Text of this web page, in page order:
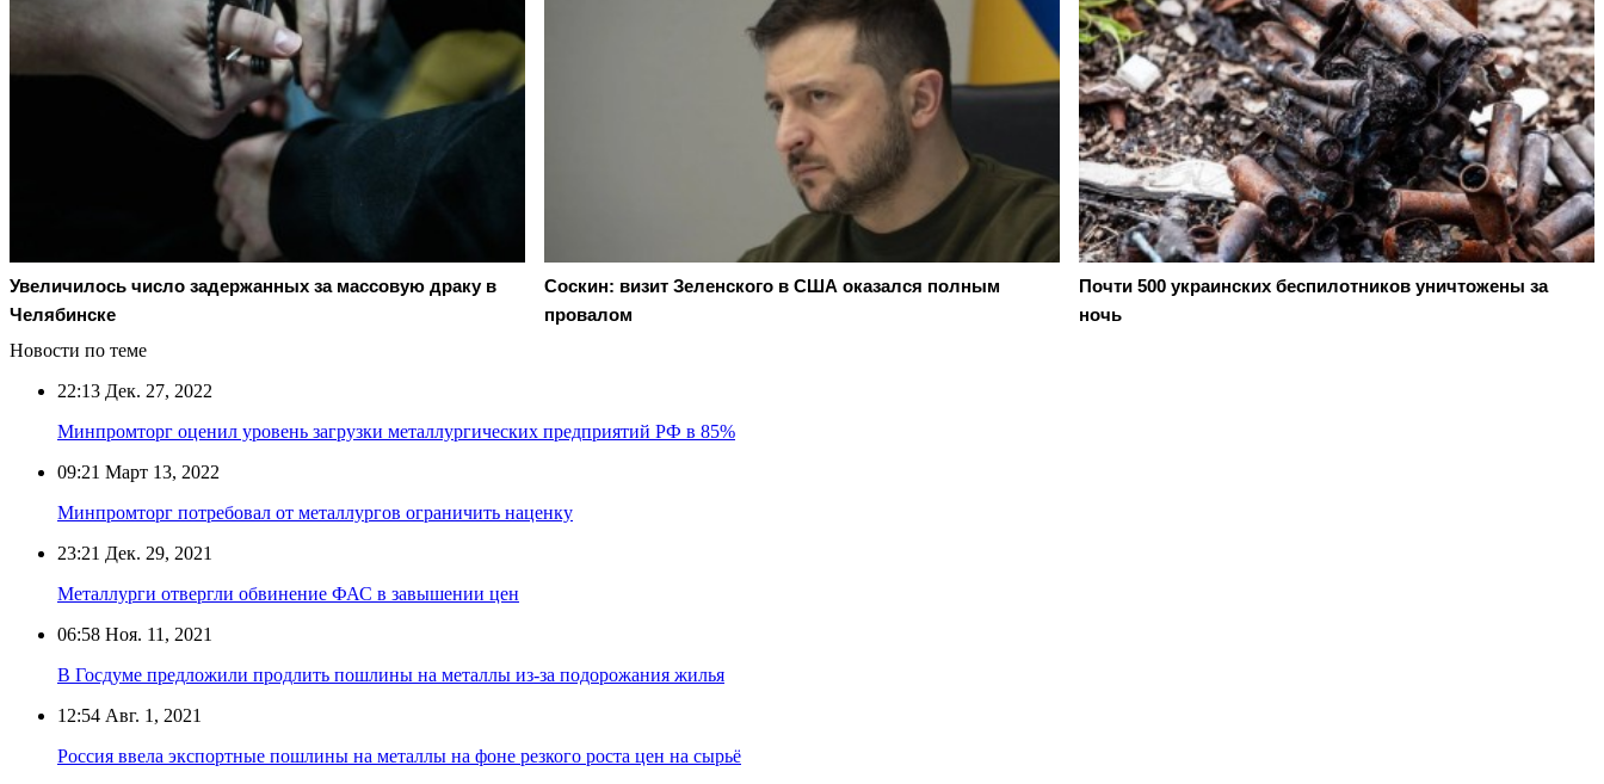
Увеличилось число задержанных за массовую драку в
Челябинске
Соскин: визит Зеленского в США оказался полным
провалом
Почти 500 украинских беспилотников уничтожены за
ночь
Новости по теме
22:13 Дек. 27, 2022
Минпромторг оценил уровень загрузки металлургических предприятий РФ в 85%
09:21 Март 13, 2022
Минпромторг потребовал от металлургов ограничить наценку
23:21 Дек. 29, 2021
Металлурги отвергли обвинение ФАС в завышении цен
06:58 Ноя. 11, 2021
В Госдуме предложили продлить пошлины на металлы из-за подорожания жилья
12:54 Авг. 1, 2021
Россия ввела экспортные пошлины на металлы на фоне резкого роста цен на сырьё